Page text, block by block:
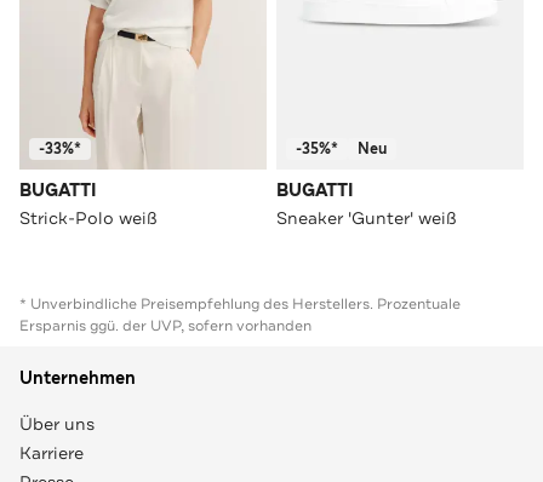
-33%*
BUGATTI
Strick-Polo weiß
-35%* Neu
BUGATTI
Sneaker 'Gunter' weiß
* Unverbindliche Preisempfehlung des Herstellers. Prozentuale
Ersparnis ggü. der UVP, sofern vorhanden
Unternehmen
Über uns
Karriere